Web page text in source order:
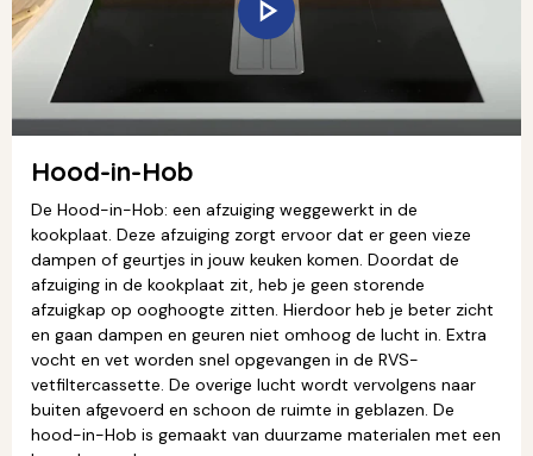
Hood-in-Hob
De Hood-in-Hob: een afzuiging weggewerkt in de
kookplaat. Deze afzuiging zorgt ervoor dat er geen vieze
dampen of geurtjes in jouw keuken komen. Doordat de
afzuiging in de kookplaat zit, heb je geen storende
afzuigkap op ooghoogte zitten. Hierdoor heb je beter zicht
en gaan dampen en geuren niet omhoog de lucht in. Extra
vocht en vet worden snel opgevangen in de RVS-
vetfiltercassette. De overige lucht wordt vervolgens naar
buiten afgevoerd en schoon de ruimte in geblazen. De
hood-in-Hob is gemaakt van duurzame materialen met een